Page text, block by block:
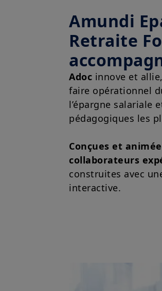
Amundi
Retraite
Adoc innove et
faire opérationnel
l’épargne salariale
pédagogiques les
Conçues et
collaborateurs
construites avec
interactive.